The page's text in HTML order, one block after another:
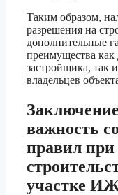
Таким образом,
разрешения на
дополнительные
преимущества как
застройщика, так
владельцев
важность
правил при
участке